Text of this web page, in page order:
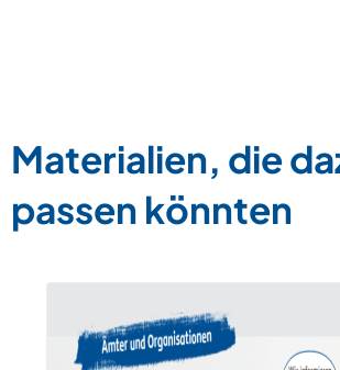
Materialien, die
passen könnten